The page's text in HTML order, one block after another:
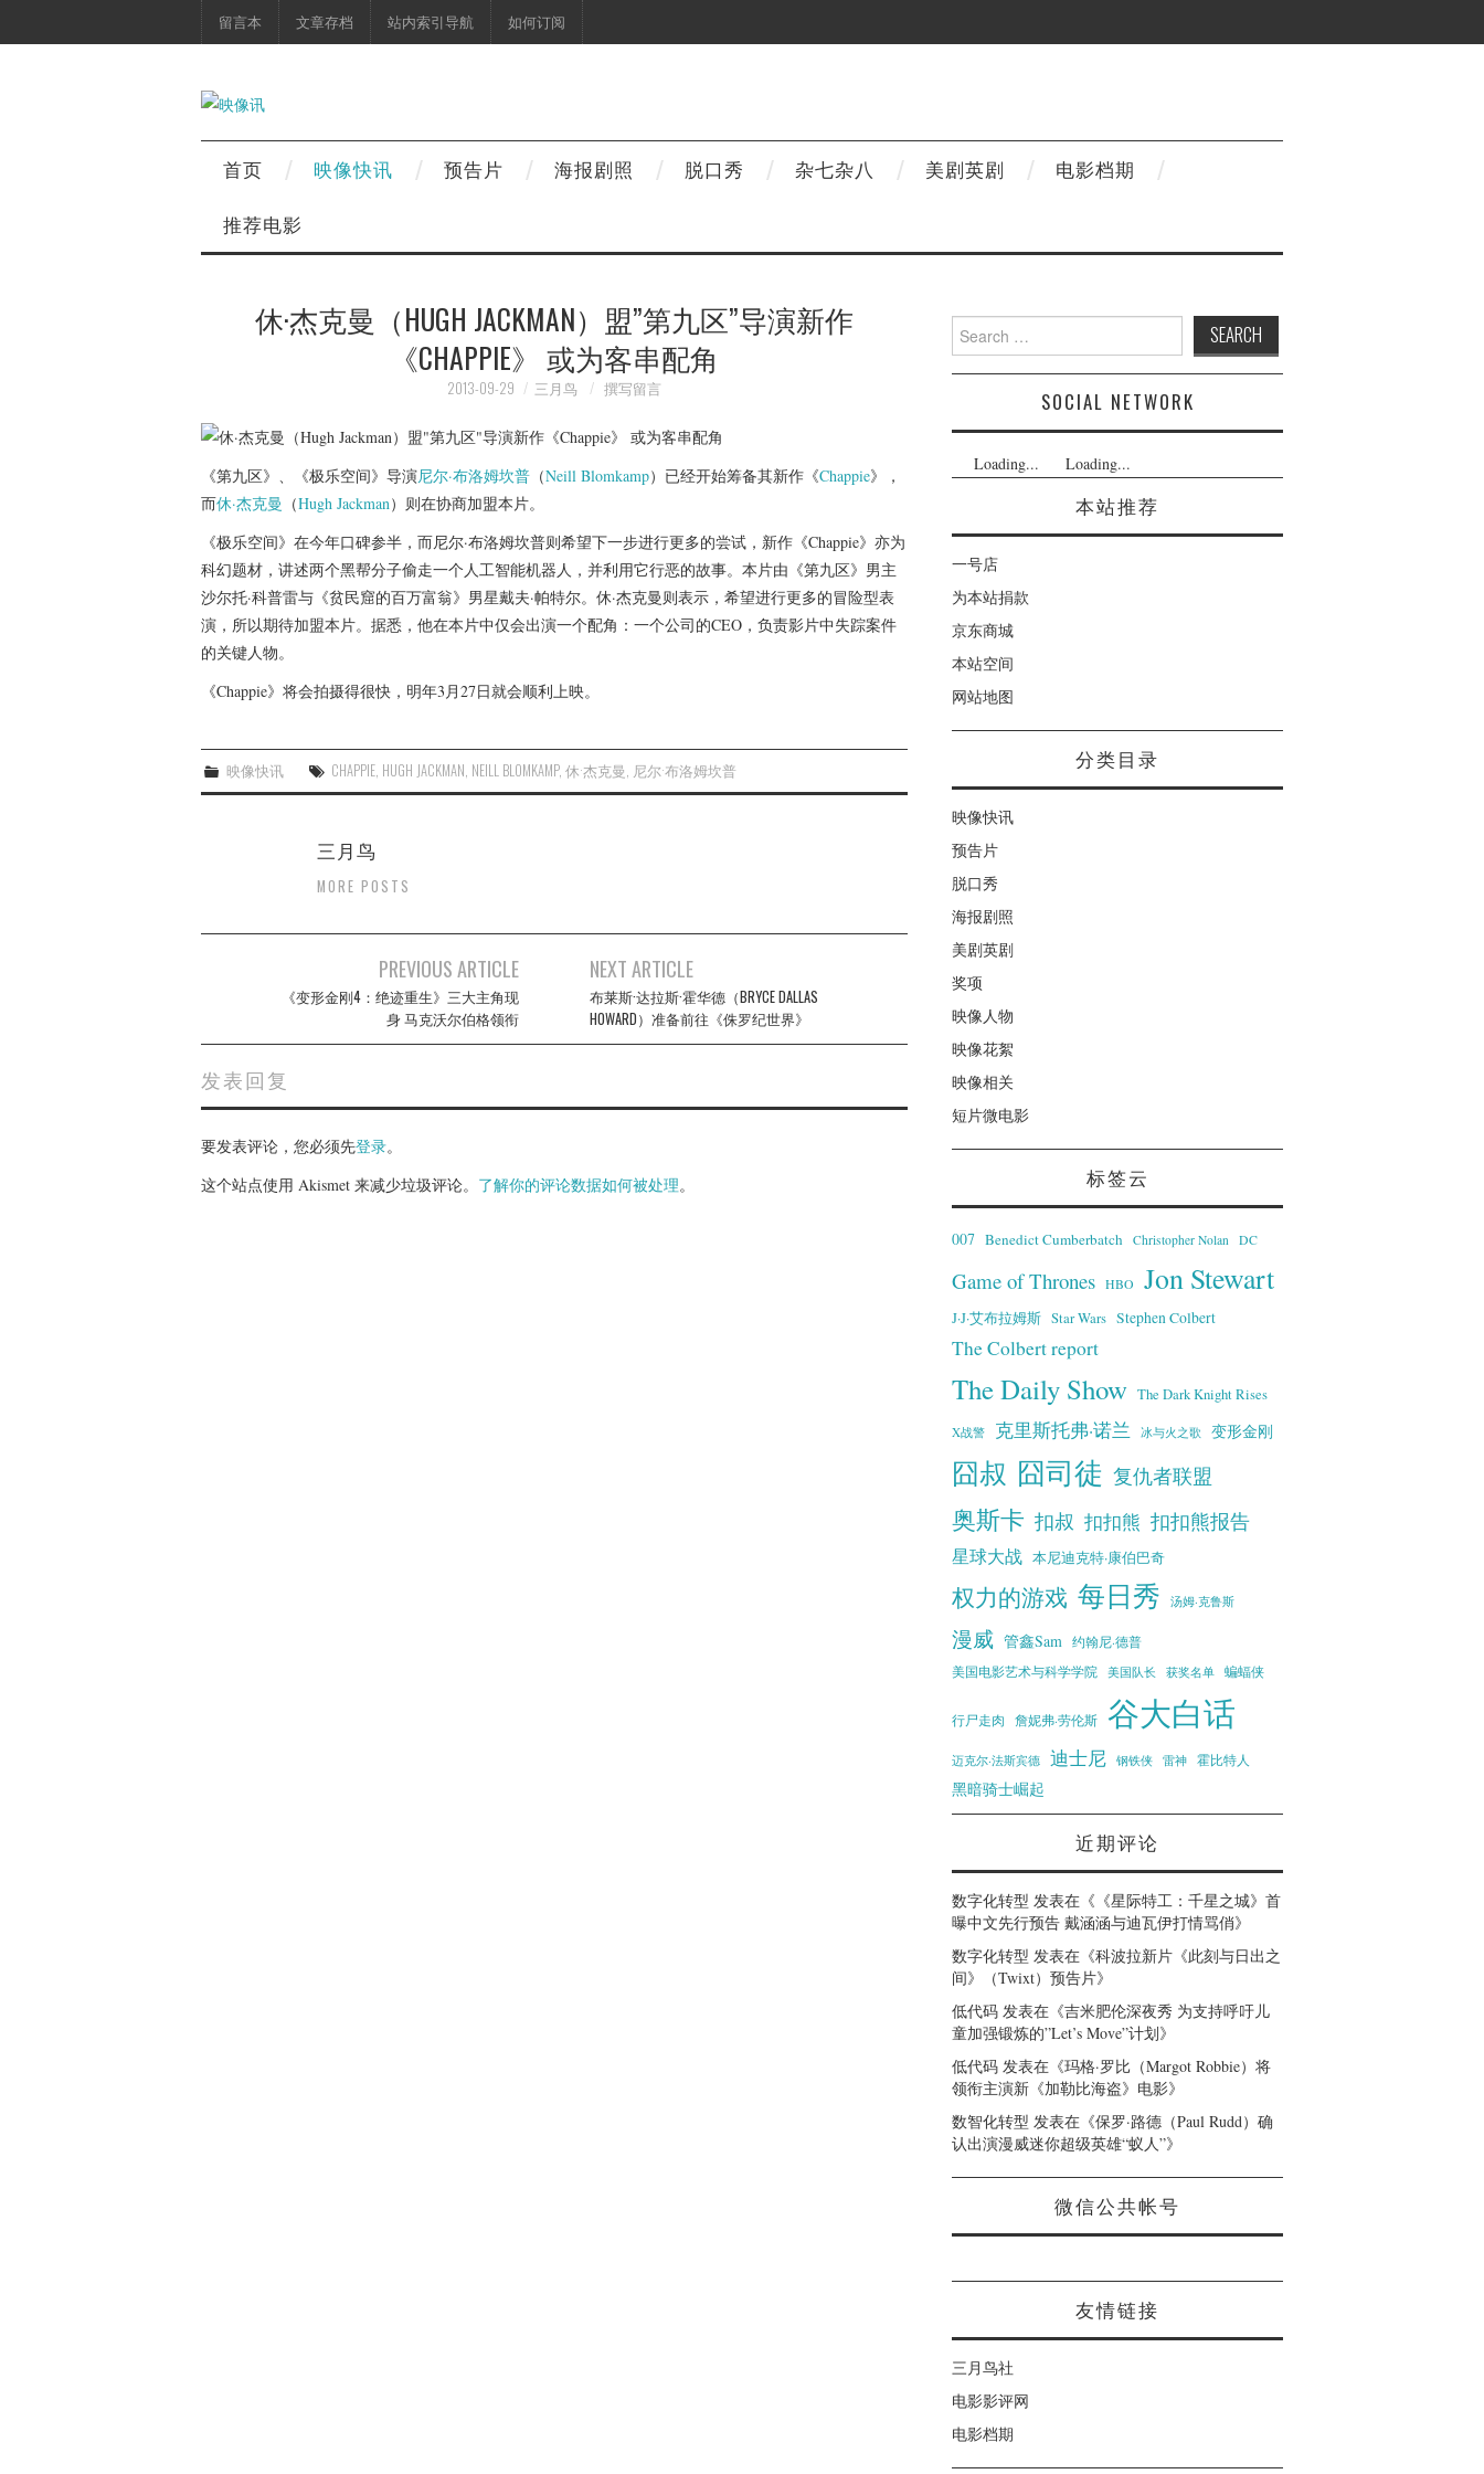
留言本 文章存档 站内索引导航 如何订阅
首页 映像快讯 预告片 海报剧照 脱口秀 杂七杂八 美剧英剧
电影档期
推荐电影
休·杰克曼（HUGH JACKMAN）盟”第九区”导演新作
《CHAPPIE》 或为客串配角
2013-09-29 三月鸟 撰写留言
《第九区》、《极乐空间》导演尼尔·布洛姆坎普 （Neill Blomkamp）已经开始筹备其新作《Chappie》，
而休·杰克曼 （Hugh Jackman）则在协商加盟本片。
《极乐空间》在今年口碑参半，而尼尔·布洛姆坎普则希望下一步进行更多的尝试，新作《Chappie》亦为
科幻题材，讲述两个黑帮分子偷走一个人工智能机器人，并利用它行恶的故事。本片由《第九区》男主
沙尔托·科普雷与《贫民窟的百万富翁》男星戴夫·帕特尔。休·杰克曼则表示，希望进行更多的冒险型表
演，所以期待加盟本片。据悉，他在本片中仅会出演一个配角：一个公司的CEO，负责影片中失踪案件
的关键人物。
《Chappie》将会拍摄得很快，明年3月27日就会顺利上映。
映像快讯 CHAPPIE, HUGH JACKMAN, NEILL BLOMKAMP,休·杰克曼, 尼尔·布洛姆坎普
三月鸟
MORE POSTS
navigation
PREVIOUS ARTICLE
《变形金刚4：绝迹重生》三大主角现
身 马克沃尔伯格领衔
NEXT ARTICLE
布莱斯·达拉斯·霍华德（BRYCE DALLAS
HOWARD）准备前往《侏罗纪世界》
发表回复
要发表评论，您必须先登录。
这个站点使用 Akismet 来减少垃圾评论。 了解你的评论数据如何被处理。
Search
for:
SOCIAL NETWORK
Loading... Loading...
本站推荐
一号店
为本站捐款
京东商城
本站空间
网站地图
分类目录
映像快讯
预告片
脱口秀
海报剧照
美剧英剧
奖项
映像人物
映像花絮
映像相关
短片微电影
标签云
007 Benedict Cumberbatch Christopher Nolan DC
Game of Thrones HBO Jon Stewart
J·J·艾布拉姆斯 Star Wars Stephen Colbert
The Colbert report
The Daily Show The Dark Knight Rises
X战警 克里斯托弗·诺兰 冰与火之歌 变形金刚
囧叔 囧司徒 复仇者联盟
奥斯卡 扣叔 扣扣熊 扣扣熊报告
星球大战 本尼迪克特·康伯巴奇
权力的游戏 每日秀 汤姆·克鲁斯
漫威 管鑫Sam 约翰尼·德普
美国电影艺术与科学学院 美国队长 获奖名单 蝙蝠侠
行尸走肉 詹妮弗·劳伦斯 谷大白话
迈克尔·法斯宾德 迪士尼 钢铁侠 雷神 霍比特人
黑暗骑士崛起
近期评论
数字化转型 发表在《 《星际特工：千星之城》首
曝中文先行预告 戴涵涵与迪瓦伊打情骂俏》
数字化转型 发表在《科波拉新片《此刻与日出之
间》（Twixt）预告片》
低代码 发表在《吉米肥伦深夜秀 为支持呼吁儿
童加强锻炼的”Let’s Move”计划》
低代码 发表在《玛格·罗比（Margot Robbie）将
领衔主演新《加勒比海盗》电影》
数智化转型 发表在《保罗·路德（Paul Rudd）确
认出演漫威迷你超级英雄“蚁人”》
微信公共帐号
友情链接
三月鸟社
电影影评网
电影档期